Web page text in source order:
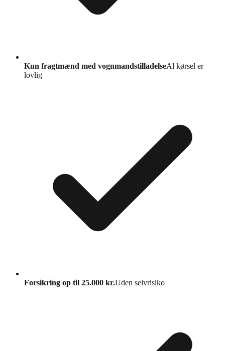
Kun fragtmænd med vognmandstilladelseAl kørsel er
lovlig
Forsikring op til 25.000 kr.Uden selvrisiko